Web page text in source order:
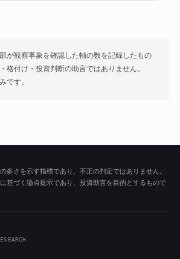
が観察事象を確認した軸の数を記録したもの
格付け・投資判断の助言ではありません。
です。
多さを示す指標であり、不正の判定ではありません。
基づく論点提示であり、投資助言を目的とするもので